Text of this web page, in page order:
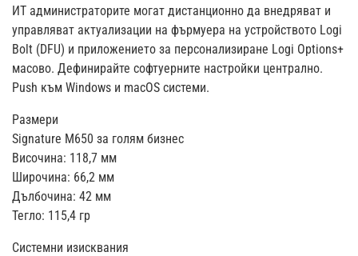
ИТ администраторите могат дистанционно да внедряват и
управляват актуализации на фърмуера на устройството Logi
Bolt (DFU) и приложението за персонализиране Logi Options+
масово. Дефинирайте софтуерните настройки централно.
Push към Windows и macOS системи.
Размери
Signature M650 за голям бизнес
Височина: 118,7 мм
Широчина: 66,2 мм
Дълбочина: 42 мм
Тегло: 115,4 гр
Системни изисквания